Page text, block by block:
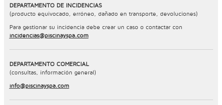
DEPARTAMENTO DE INCIDENCIAS
(producto equivocado, erróneo, dañado en transporte, devoluciones)
Para gestionar su incidencia debe crear un caso o contactar con
incidencias@piscinayspa.com
DEPARTAMENTO COMERCIAL
(consultas, información general)
info@piscinayspa.com